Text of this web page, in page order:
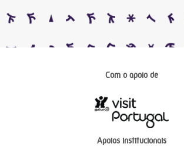
Com o apoio de
Apoios institucionais